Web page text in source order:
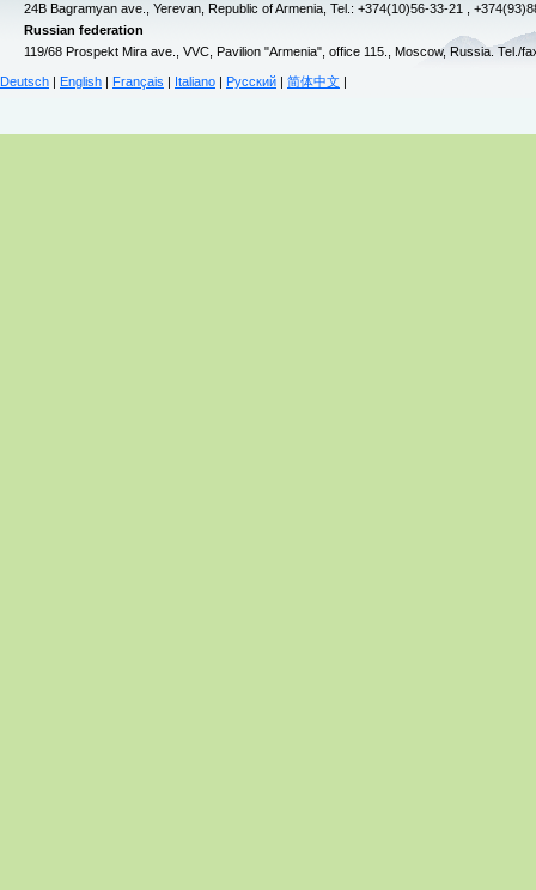
24B Bagramyan ave., Yerevan, Republic of Armenia, Tel.: +374(10)56-33-21 ,
Russian federation
119/68 Prospekt Mira ave., VVC, Pavilion "Armenia", office 115., Moscow, Russia. Tel./
Deutsch English Français Italiano Русский 简体中文